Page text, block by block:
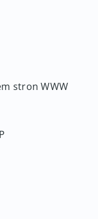
stron WWW